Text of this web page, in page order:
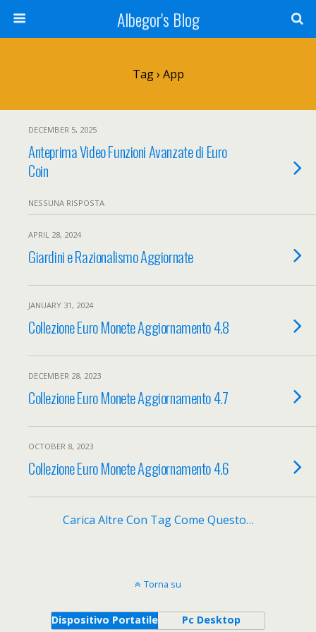
Albegor's Blog
Tag › App
DECEMBER 5, 2025
Anteprima Video Funzioni Avanzate di Euro
Coin
NESSUNA RISPOSTA
APRIL 28, 2024
Giardini e Razionalismo Aggiornate
JANUARY 31, 2024
Collezione Euro Monete Aggiornamento 4.8
DECEMBER 28, 2023
Collezione Euro Monete Aggiornamento 4.7
OCTOBER 8, 2023
Collezione Euro Monete Aggiornamento 4.6
Carica Altre Con Tag Come Questo…
Torna su
Dispositivo Portatile Pc Desktop